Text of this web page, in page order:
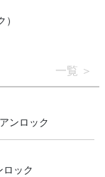
一覧
ンロック
ロック